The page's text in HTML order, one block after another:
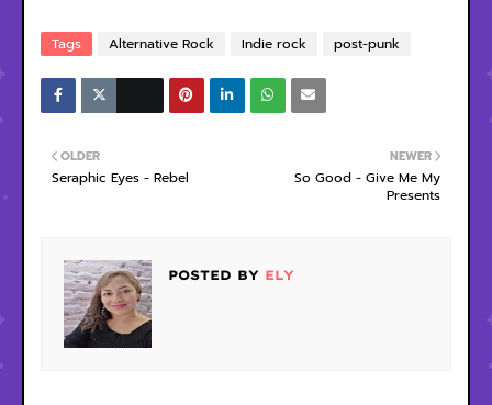
Tags Alternative Rock Indie rock post-punk
NEWER
So Good - Give Me My
Presents
OLDER
Seraphic Eyes - Rebel
POSTED BY ELY